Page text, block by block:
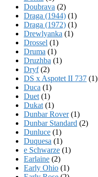
Doubrava (2)
Draga (1944) (1)
Draga (1972) (1)
Drewlyanka (1)
Drossel (1)
Druma (1)
Druzhba (1)
Dryf(2)
DS x Aspotet II 737 (1)
Duca (1)
Duet (1)
Dukat (1)
Dunbar Rover(1)
Dunbar Standard (2)
Dunluce (1)
Duquesa (1)
e Schwarze (1)
Earlaine (2)
Early Ohio (1)